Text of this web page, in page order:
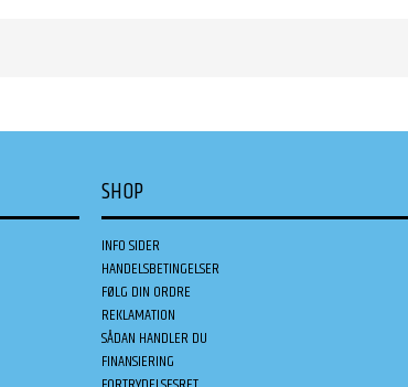
SHOP
INFO SIDER
HANDELSBETINGELSER
FØLG DIN ORDRE
REKLAMATION
SÅDAN HANDLER DU
FINANSIERING